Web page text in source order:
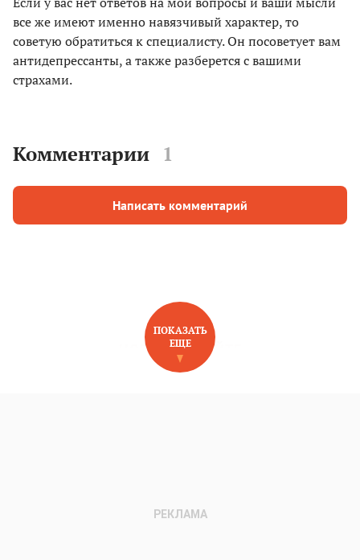
все же имеют именно навязчивый характер, то
советую обратиться к специалисту. Он посоветует вам
антидепрессанты, а также разберется с вашими
страхами.
Комментарии 1
Написать комментарий
НОВОЕ НА САЙТЕ
ПОКАЗАТЬ
ЕЩЕ